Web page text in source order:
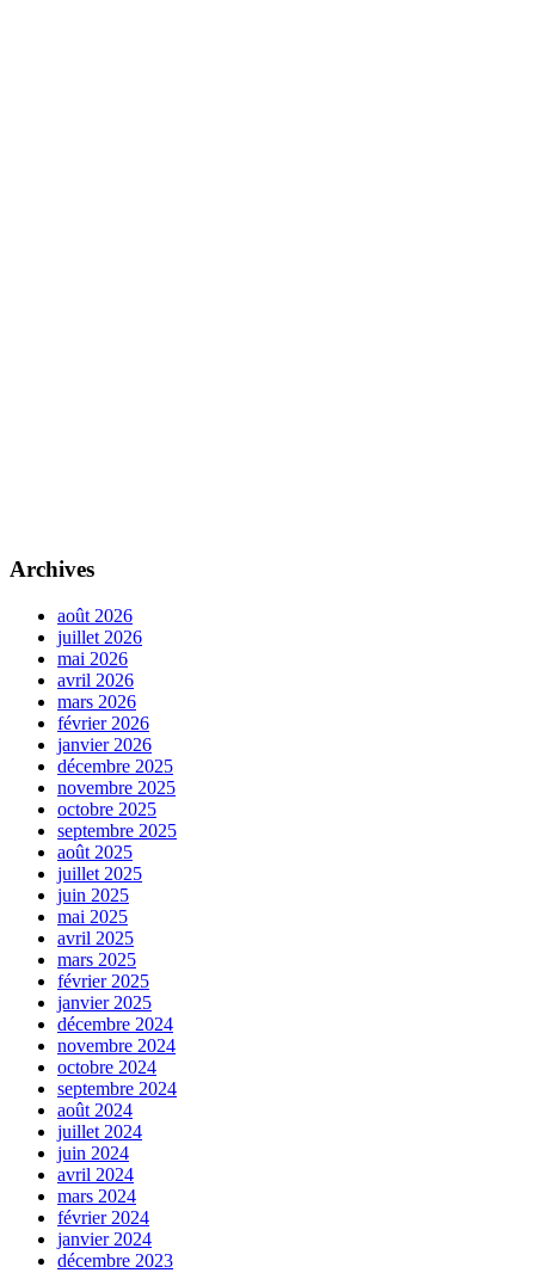
Archives
août 2026
juillet 2026
mai 2026
avril 2026
mars 2026
février 2026
janvier 2026
décembre 2025
novembre 2025
octobre 2025
septembre 2025
août 2025
juillet 2025
juin 2025
mai 2025
avril 2025
mars 2025
février 2025
janvier 2025
décembre 2024
novembre 2024
octobre 2024
septembre 2024
août 2024
juillet 2024
juin 2024
avril 2024
mars 2024
février 2024
janvier 2024
décembre 2023